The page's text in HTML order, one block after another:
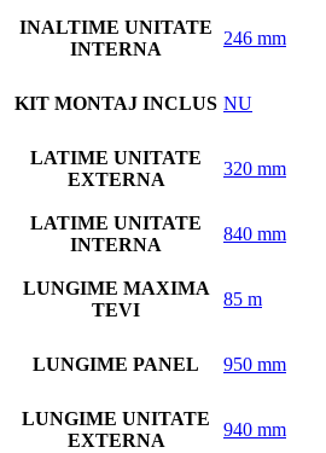
INALTIME UNITATE
INTERNA
246 mm
KIT MONTAJ INCLUS NU
LATIME UNITATE
EXTERNA
320 mm
LATIME UNITATE
INTERNA
840 mm
LUNGIME MAXIMA
TEVI
85 m
LUNGIME PANEL 950 mm
LUNGIME UNITATE
EXTERNA
940 mm